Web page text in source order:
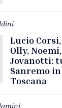
Lucio
Olly,
Jovanotti:
Sanremo
Toscana